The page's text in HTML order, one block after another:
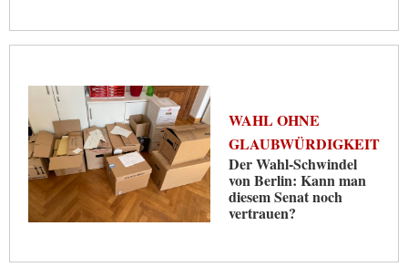
WAHL OHNE
GLAUBWÜRDIGKEIT
Der Wahl-Schwindel
von Berlin: Kann man
diesem Senat noch
vertrauen?